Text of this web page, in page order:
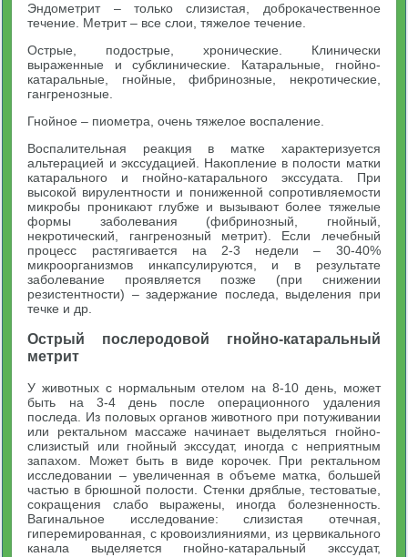
Эндометрит – только слизистая, доброкачественное
течение. Метрит – все слои, тяжелое течение.
Острые, подострые, хронические. Клинически
выраженные и субклинические. Катаральные, гнойно-
катаральные, гнойные, фибринозные, некротические,
гангренозные.
Гнойное – пиометра, очень тяжелое воспаление.
Воспалительная реакция в матке характеризуется
альтерацией и экссудацией. Накопление в полости матки
катарального и гнойно-катарального экссудата. При
высокой вирулентности и пониженной сопротивляемости
микробы проникают глубже и вызывают более тяжелые
формы заболевания (фибринозный, гнойный,
некротический, гангренозный метрит). Если лечебный
процесс растягивается на 2-3 недели – 30-40%
микроорганизмов инкапсулируются, и в результате
заболевание проявляется позже (при снижении
резистентности) – задержание последа, выделения при
течке и др.
Острый послеродовой гнойно-катаральный
метрит
У животных с нормальным отелом на 8-10 день, может
быть на 3-4 день после операционного удаления
последа. Из половых органов животного при потуживании
или ректальном массаже начинает выделяться гнойно-
слизистый или гнойный экссудат, иногда с неприятным
запахом. Может быть в виде корочек. При ректальном
исследовании – увеличенная в объеме матка, большей
частью в брюшной полости. Стенки дряблые, тестоватые,
сокращения слабо выражены, иногда болезненность.
Вагинальное исследование: слизистая отечная,
гиперемированная, с кровоизлияниями, из цервикального
канала выделяется гнойно-катаральный экссудат,